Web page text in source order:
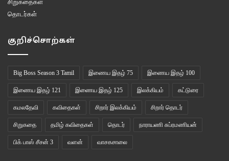
சிறுகதைகள்
தொடர்கள்
குறிச்சொற்கள்
Big Boss Season 3 Tamil இணைய இதழ் 75 இணைய இதழ் 100
இணைய இதழ் 121 இணைய இதழ் 125 இலக்கியம் கட்டுரை
கமலதேவி கவிதைகள் சிறார் இலக்கியம் சிறார் தொடர்
சிறுகதை தமிழ் கவிதைகள் தொடர் நாராயணி சுப்ரமணியன்
பிக் பாஸ் சீசன் 3 வளன் வாசகசாலை